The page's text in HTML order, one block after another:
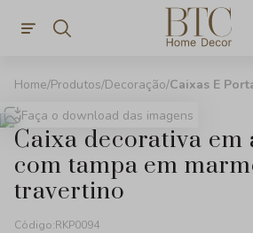
Produtos Decoração Caixas E
Faça o download das imagens
caixa decorativa em acrilico
com tampa em
travertino
Código:RKP0094